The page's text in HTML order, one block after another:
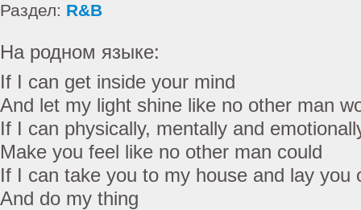
Раздел: R&B
На родном языке:
If I can get inside your mind
And let my light shine like no other man
If I can physically, mentally and
Make you feel like no other man could
If I can take you to my house and lay you
And do my thing